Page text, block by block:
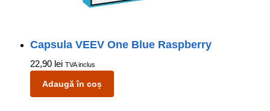
Capsula VEEV One Blue Raspberry
22,90 lei TVA inclus
Adaugă în coș